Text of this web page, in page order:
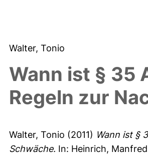
Walter, Tonio
Wann ist § 35
Regeln zur
Walter, Tonio (2011) Wann ist §
Schwäche. In: Heinrich, Manfred